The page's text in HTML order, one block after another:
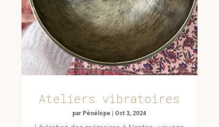
Ateliers vibratoires
par Pénélope | Oct 3, 2024